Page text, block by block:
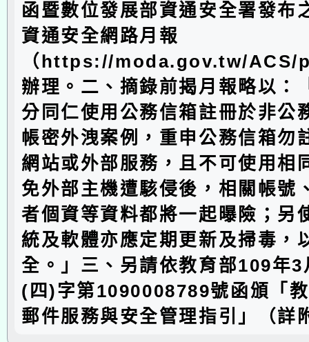
函暨數位發展部資通安全署發布
資通安全網路月報
（https://moda.gov.tw/ACS/
辦理。二、摘錄前揭月報略以：
分同仁使用公務信箱註冊於非公
帳密外洩案例，重申公務信箱勿
網站或外部服務，且不可使用相
免外部主機遭駭侵後，相關帳號
者個資等資料都將一起曝險；另
統及軟體亦應定期更新及掃毒，
全。」三、另請依教育部109年
(四)字第1090008789號函頒「
郵件服務與安全管理指引」（詳